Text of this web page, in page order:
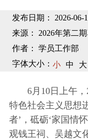
发布日期： 2026-06-
来源： 2026年第二
作者： 学员工作部
字体大小： 小 中 大
6月10日上午
特色社会主义思想
者’，砥砺‘家国情
观钱王祠、吴越文